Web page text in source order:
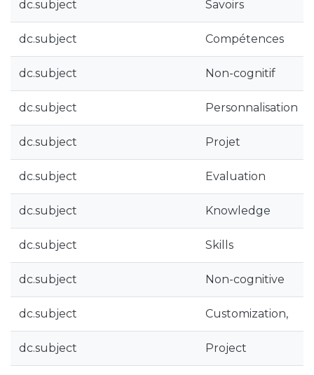
dc.subject Savoirs
dc.subject Compétences
dc.subject Non-cognitif
dc.subject Personnalisation
dc.subject Projet
dc.subject Evaluation
dc.subject Knowledge
dc.subject Skills
dc.subject Non-cognitive
dc.subject Customization,
dc.subject Project